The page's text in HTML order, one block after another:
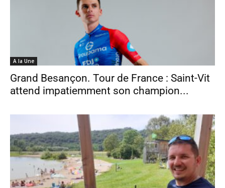
A la Une
Grand Besançon. Tour de France : Saint-Vit
attend impatiemment son champion...